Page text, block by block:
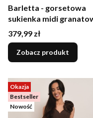
Barletta - gorsetowa
sukienka midi
Cena
379,99 zł
Zobacz produkt
Okazja
Bestseller
Nowość